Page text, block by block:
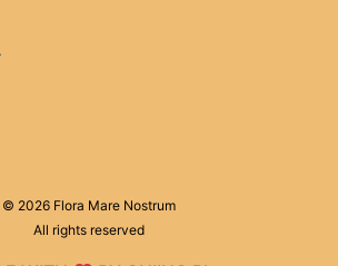
© 2026 Flora Mare Nostrum
All rights reserved